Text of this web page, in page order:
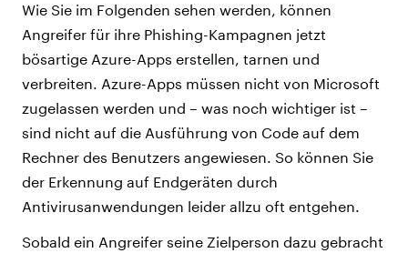
Wie Sie im Folgenden sehen werden, können
Angreifer für ihre Phishing-Kampagnen jetzt
bösartige Azure-Apps erstellen, tarnen und
verbreiten. Azure-Apps müssen nicht von Microsoft
zugelassen werden und – was noch wichtiger ist –
sind nicht auf die Ausführung von Code auf dem
Rechner des Benutzers angewiesen. So können Sie
der Erkennung auf Endgeräten durch
Antivirusanwendungen leider allzu oft entgehen.
Sobald ein Angreifer seine Zielperson dazu gebracht